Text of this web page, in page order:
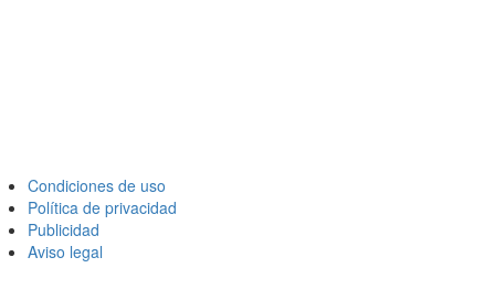
Condiciones de uso
Política de privacidad
Publicidad
Aviso legal